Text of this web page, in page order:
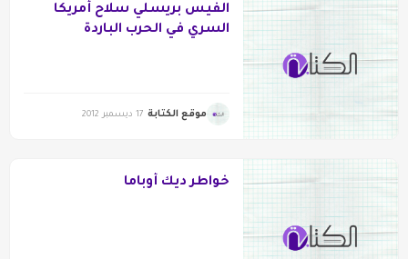
الفيس بريسلي سلاح أمريكا
السري في الحرب الباردة
موقع الكتابة 17 ديسمبر 2012
خواطر ديك أوباما